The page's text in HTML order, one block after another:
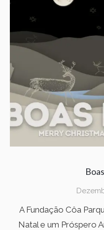
A Fundação Côa
Natal e um Próspero